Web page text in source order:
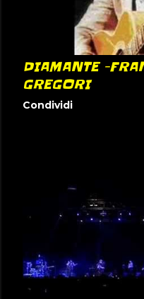
DIAMANTE -
GREGORI
Condividi